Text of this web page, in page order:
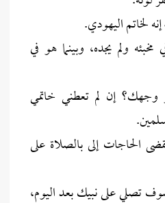
لخاتم اليهودي.
ولم يجده، وبينما هو في
وجهك؟ إن لم تعطني خاتمي
الحاجات إلى بالصلاة على
تصلي على نبيك بعد اليوم،